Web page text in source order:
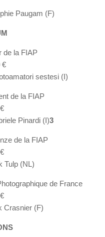
Paugam (F)
de la FIAP
€
sestesi (I)
de la FIAP
Pinardi (I)3
de la FIAP
Tulp (NL)
de France
Crasnier (F)